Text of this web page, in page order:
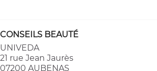
CONSEILS BEAUTÉ
UNIVEDA
21 rue Jean Jaurès
07200 AUBENAS